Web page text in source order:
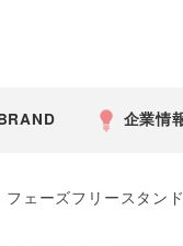
企業情
フェーズフリースタンド